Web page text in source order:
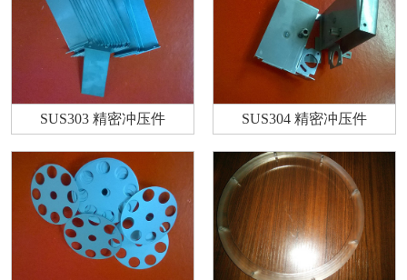
SUS303 精密冲压件 SUS304 精密冲压件